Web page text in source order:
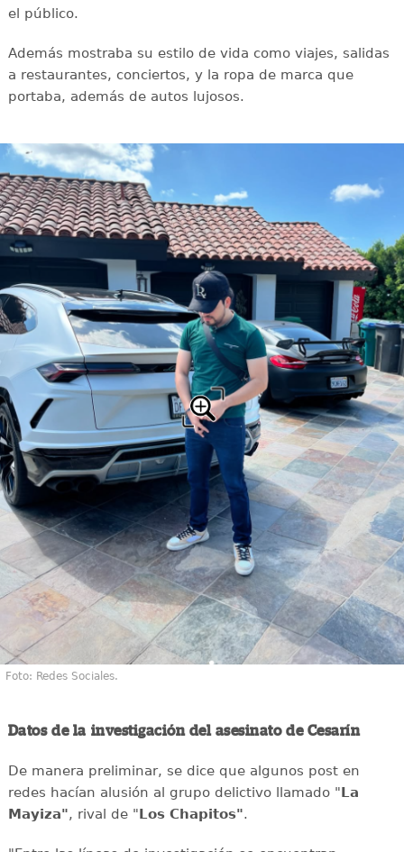
el público.
Además mostraba su estilo de vida como viajes, salidas
a restaurantes, conciertos, y la ropa de marca que
portaba, además de autos lujosos.
Foto: Redes Sociales.
Datos de la investigación del asesinato de Cesarín
De manera preliminar, se dice que algunos post en
redes hacían alusión al grupo delictivo llamado "La
Mayiza", rival de "Los Chapitos".